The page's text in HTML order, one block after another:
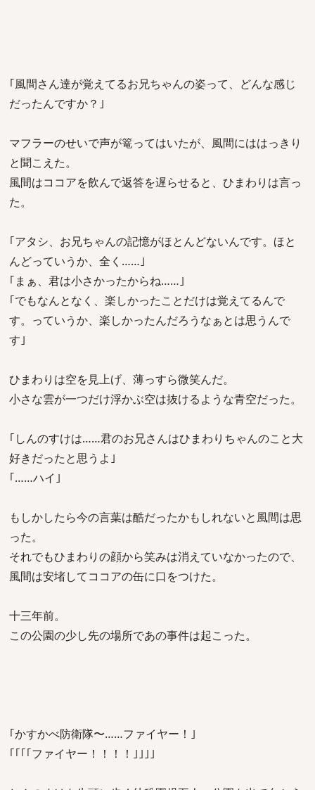
｢風間さん達が覚えてるお兄ちゃんの姿って、どんな感じ
だったんですか？｣
マフラーのせいで声が篭ってはいたが、風間にははっきり
と聞こえた。
風間はココアを飲んで返答を遅らせると、ひまわりは言っ
た。
｢アタシ、お兄ちゃんの記憶がほとんどないんです。ほと
んどっていうか、全く……｣
｢まぁ、君は小さかったからね……｣
｢でもなんとなく、楽しかったことだけは覚えてるんで
す。っていうか、楽しかったんだろうなぁとは思うんで
す｣
ひまわりは空を見上げ、薄っすら微笑んだ。
小さな雲が一つだけ浮かぶ空は抜けるような青空だった。
｢しんのすけは……君のお兄さんはひまわりちゃんのこと大
好きだったと思うよ｣
｢……ハイ｣
もしかしたら今の言葉は酷だったかもしれないと風間は思
った。
それでもひまわりの顔から笑みは消えていなかったので、
風間は安堵してココアの缶に口をつけた。
十三年前。
この公園の少し先の場所であの事件は起こった。
｢かすかべ防衛隊〜……ファイヤー！｣
｢｢｢｢ファイヤー！！！！｣｣｣｣